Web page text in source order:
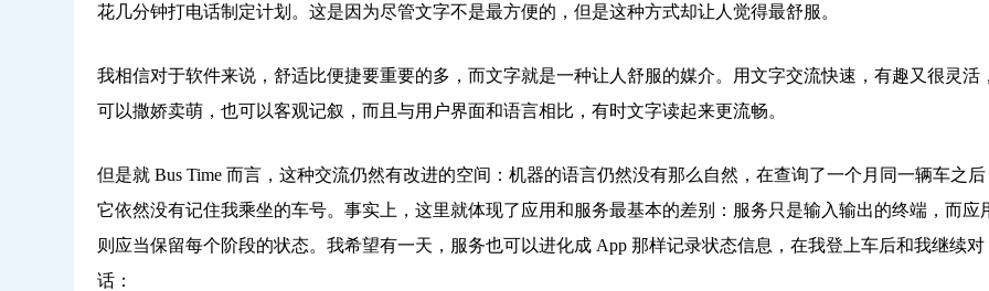
花几分钟打电话制定计划。这是因为尽管文字不是最方便的，但是这种方式却让人觉得最舒服。
我相信对于软件来说，舒适比便捷要重要的多，而文字就是一种让人舒服的媒介。用文字交流快速，有趣又很灵活，
可以撒娇卖萌，也可以客观记叙，而且与用户界面和语言相比，有时文字读起来更流畅。
但是就 Bus Time 而言，这种交流仍然有改进的空间：机器的语言仍然没有那么自然，在查询了一个月同一辆车之后
它依然没有记住我乘坐的车号。事实上，这里就体现了应用和服务最基本的差别：服务只是输入输出的终端，而应
则应当保留每个阶段的状态。我希望有一天，服务也可以进化成 App 那样记录状态信息，在我登上车后和我继续对
话：